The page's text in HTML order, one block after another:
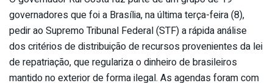
governadores que foi a Brasília, na última terça-feira (8),
pedir ao Supremo Tribunal Federal (STF) a rápida análise
dos critérios de distribuição de recursos provenientes da lei
de repatriação, que regulariza o dinheiro de brasileiros
mantido no exterior de forma ilegal. As agendas foram com